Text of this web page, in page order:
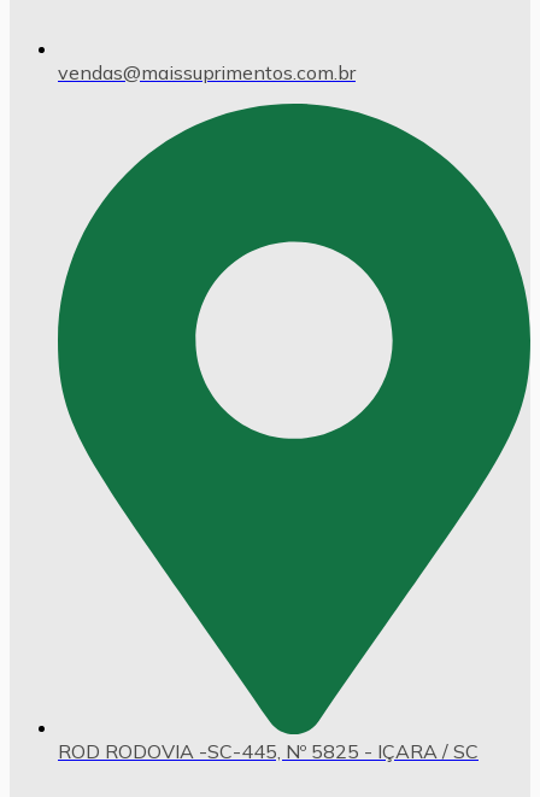
vendas@maissuprimentos.com.br
ROD RODOVIA -SC-445, Nº 5825 - IÇARA / SC